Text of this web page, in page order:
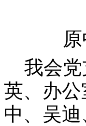
我会
英、办
中、吴